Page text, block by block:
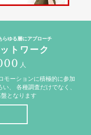
らゆる層にアプローチ
トワーク
人
モーションに積極的に参加
、
各種調査だけでなく、
となります